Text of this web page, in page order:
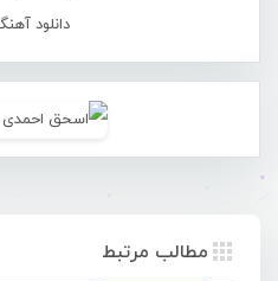
دانلود
مطالب مرتبط